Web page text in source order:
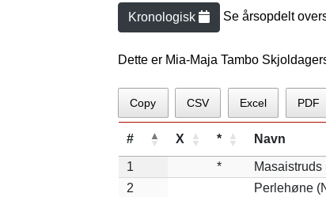
Kronologisk Se årsopdelt
Dette er Mia-Maja Tambo
Copy CSV Excel PDF
# X * Navn
1 *
2
Perlehøne